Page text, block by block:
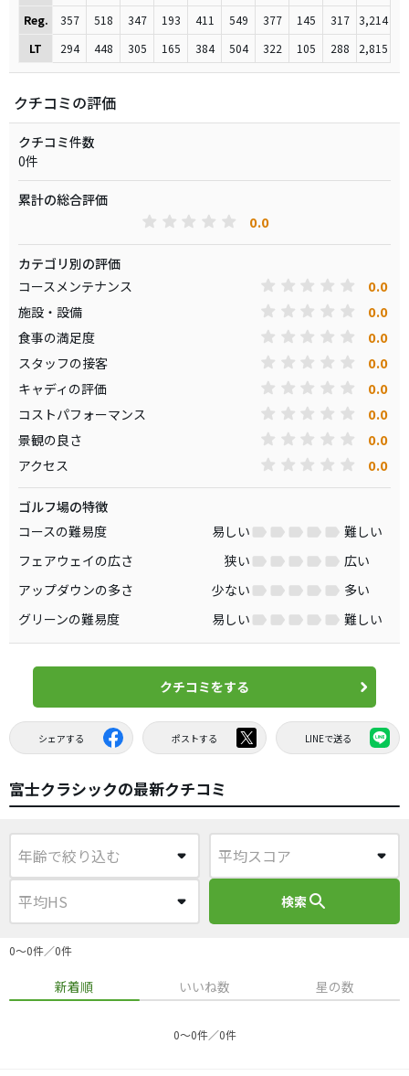
Reg.
357 518 347 193 411 549 377 145 317
3,214
LT
294 448 305 165 384 504 322 105 288 2,815
クチコミの評価
クチコミ件数
0件
累計の総合評価
0.0
カテゴリ別の評価
コースメンテナンス
0.0
施設・設備 0.0
食事の満足度 0.0
スタッフの接客 0.0
キャディの評価 0.0
コストパフォーマンス 0.0
景観の良さ 0.0
アクセス 0.0
ゴルフ場の特徴
コースの難易度
易しい
難しい
フェアウェイの広さ
狭い
広い
アップダウンの多さ
少ない
多い
グリーンの難易度
易しい 難しい
クチコミをする
シェアする ポストする LINEで送る
富士クラシックの最新クチコミ
検索search
0〜0件／0件
新着順 いいね数 星の数
0〜0件／0件